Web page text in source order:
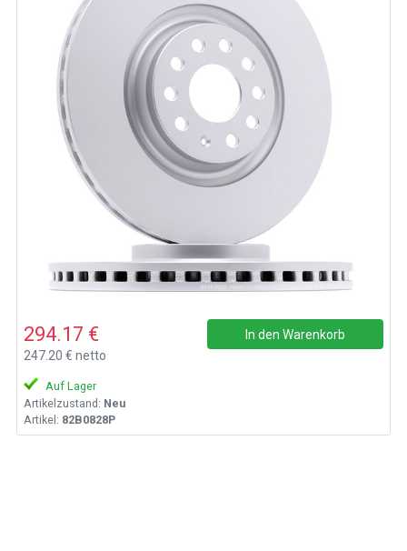
294.17 €
247.20 € netto
In den Warenkorb
Auf Lager
Artikelzustand: Neu
Artikel: 82B0828P